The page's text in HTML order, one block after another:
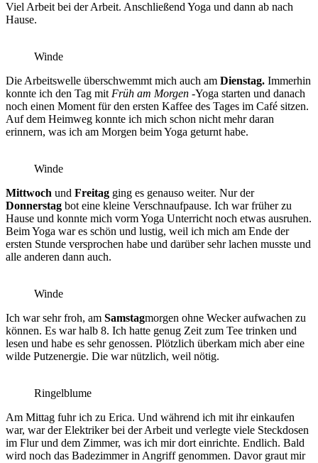
Viel Arbeit bei der Arbeit. Anschließend Yoga und dann ab nach
Hause.
Winde
Die Arbeitswelle überschwemmt mich auch am Dienstag. Immerhin
konnte ich den Tag mitFrüh am Morgen -Yoga starten und danach
noch einen Moment für den ersten Kaffee des Tages im Café sitzen.
Auf dem Heimweg konnte ich mich schon nicht mehr daran
erinnern, was ich am Morgen beim Yoga geturnt habe.
Winde
Mittwoch und Freitag ging es genauso weiter. Nur der
Donnerstag bot eine kleine Verschnaufpause. Ich war früher zu
Hause und konnte mich vorm Yoga Unterricht noch etwas ausruhen.
Beim Yoga war es schön und lustig, weil ich mich am Ende der
ersten Stunde versprochen habe und darüber sehr lachen musste und
alle anderen dann auch.
Winde
Ich war sehr froh, am Samstagmorgen ohne Wecker aufwachen zu
können. Es war halb 8. Ich hatte genug Zeit zum Tee trinken und
lesen und habe es sehr genossen. Plötzlich überkam mich aber eine
wilde Putzenergie. Die war nützlich, weil nötig.
Ringelblume
Am Mittag fuhr ich zu Erica. Und während ich mit ihr einkaufen
war, war der Elektriker bei der Arbeit und verlegte viele Steckdosen
im Flur und dem Zimmer, was ich mir dort einrichte. Endlich. Bald
wird noch das Badezimmer in Angriff genommen. Davor graut mir